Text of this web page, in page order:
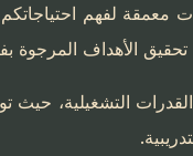
معمقة لفهم
الأهداف المرجوة
التشغيلية،